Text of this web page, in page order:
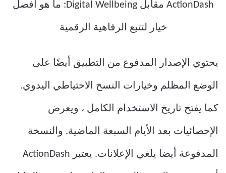
يحتوي الإصدار المدفوع من التطبيق أيضًا على
الوضع المظلم وخيارات النسخ الاحتياطي اليدوي.
كما يفتح تاريخ الاستخدام الكامل ، ويعرض
الإحصائيات بعد الأيام السبعة الماضية. والنسخة
المدفوعة أيضا يلغي الإعلانات. يعتبر ActionDash